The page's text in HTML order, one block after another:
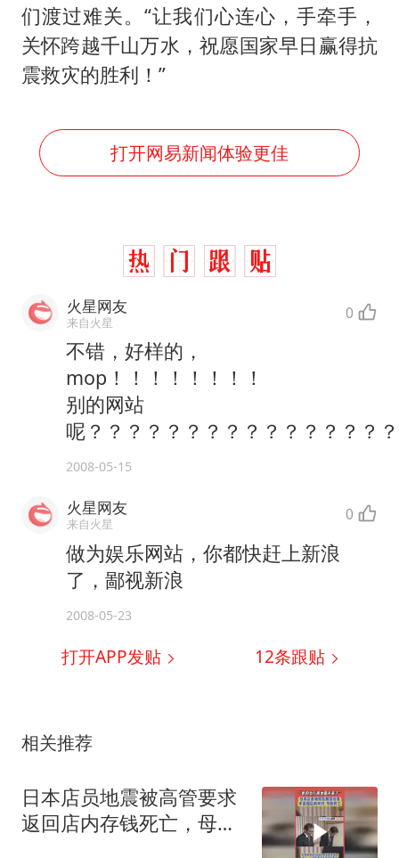
22岁女生南太行山失联已超十天
华为新款折叠屏电脑24999元起
们渡过难关。“让我们心连心，手牵手，
关怀跨越千山万水，祝愿国家早日赢得抗
震救灾的胜利！”
打开网易新闻体验更佳
火星网友
来自火星 0
不错，好样的，
mop！！！！！！！！
别的网站
呢？？？？？？？？？？？？？？？
2008-05-15
火星网友
来自火星 0
做为娱乐网站，你都快赶上新浪
了，鄙视新浪
2008-05-23
打开APP发贴 12条跟贴
相关推荐
日本店员地震被高管要求
返回店内存钱死亡，母